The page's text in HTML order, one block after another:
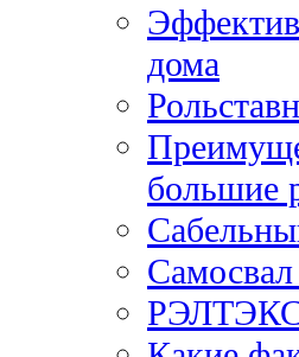
дома
большие
РЭЛТЭКС: